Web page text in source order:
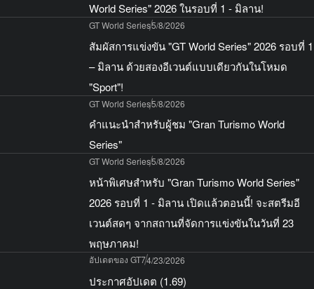
World Series" 2026 ในรอบที่ 1 - มิลาน!
GT World Series5/8/2026
สัมผัสการแข่งขัน "GT World Series" 2026 รอบที่ 1
– มิลาน ด้วยสองอีเวนต์แบบเดียวกันในโหมด
"Sport"!
GT World Series5/8/2026
คำแนะนำสำหรับผู้ชม "Gran Turismo World
Series"
GT World Series5/8/2026
หน้าพิเศษสำหรับ "Gran Turismo World Series"
2026 รอบที่ 1 - มิลาน เปิดแล้วตอนนี้! จะสตรีมอี
เวนต์สดๆ จากสถานที่จัดการแข่งขันในวันที่ 23
พฤษภาคม!
อัปเดตของ GT74/23/2026
ประกาศอัปเดต (1.69)